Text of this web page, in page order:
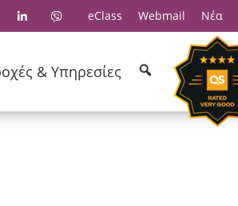
eClass Webmail Νέα
& Υπηρεσίες